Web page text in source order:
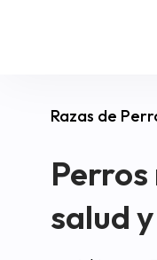
Razas de
salud